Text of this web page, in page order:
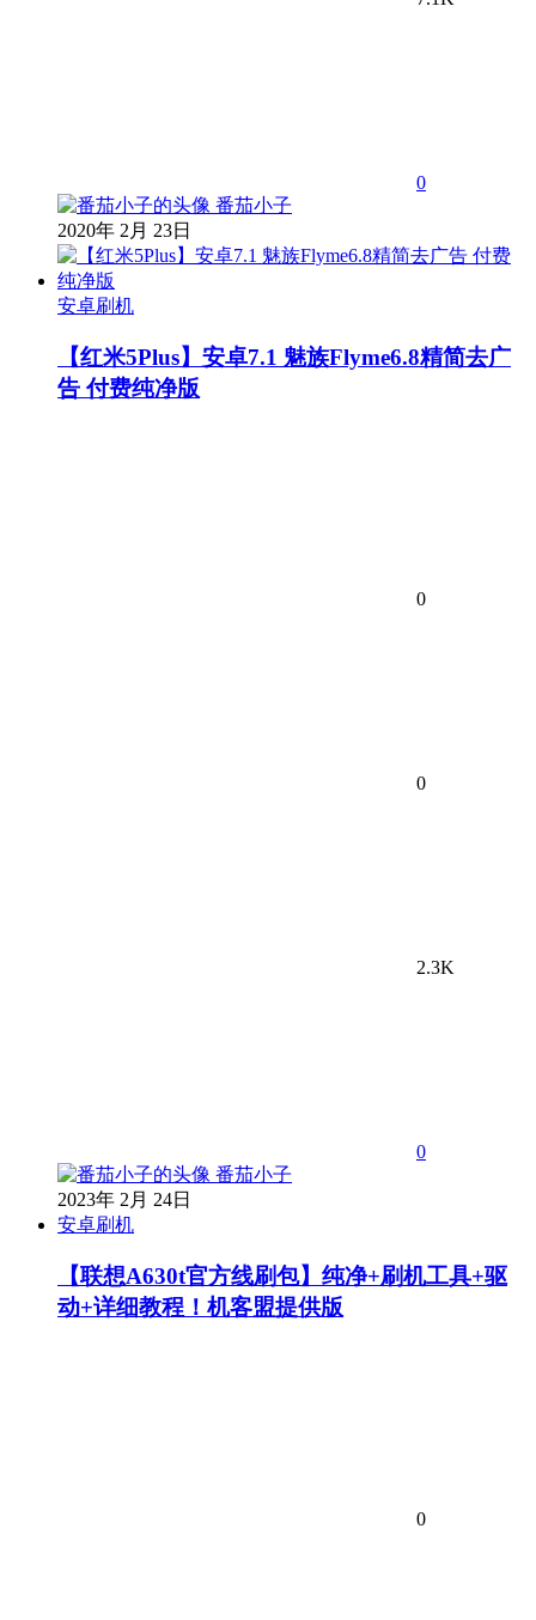
0
番茄小子
2020年 2月 23日
安卓刷机
【红米5Plus】安卓7.1 魅族Flyme6.8精简去广
告 付费纯净版
0
0
2.3K
0
番茄小子
2023年 2月 24日
安卓刷机
【联想A630t官方线刷包】纯净+刷机工具+驱
动+详细教程！机客盟提供版
0